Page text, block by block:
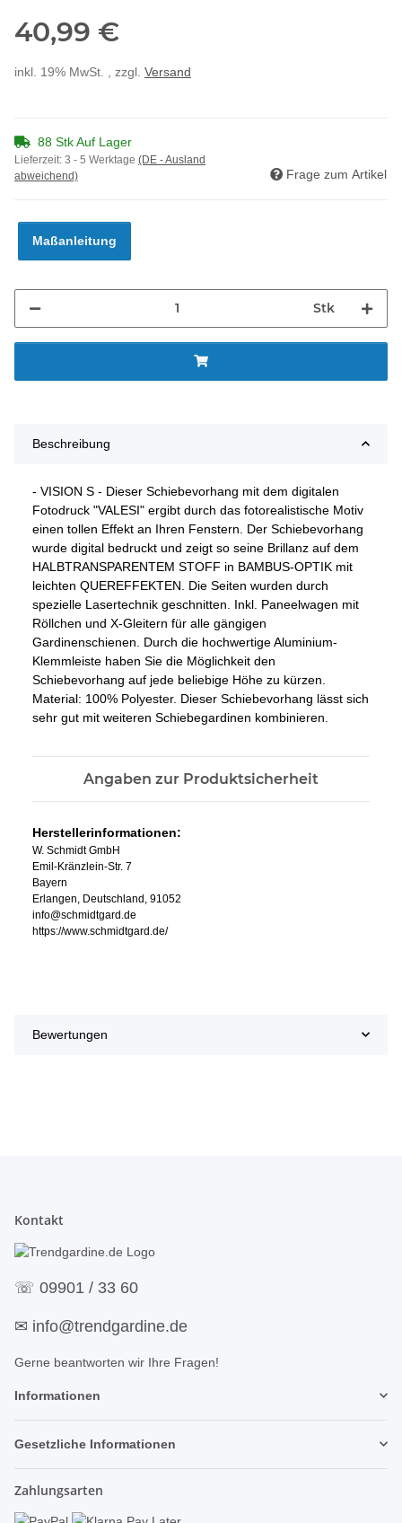
40,99 €
inkl. 19% MwSt. , zzgl. Versand
88 Stk Auf Lager
Lieferzeit: 3 - 5 Werktage (DE - Ausland
abweichend)
Frage zum Artikel
Maßanleitung
Stk
Beschreibung
- VISION S - Dieser Schiebevorhang mit dem digitalen
Fotodruck "VALESI" ergibt durch das fotorealistische Motiv
einen tollen Effekt an Ihren Fenstern. Der Schiebevorhang
wurde digital bedruckt und zeigt so seine Brillanz auf dem
HALBTRANSPARENTEM STOFF in BAMBUS-OPTIK mit
leichten QUEREFFEKTEN. Die Seiten wurden durch
spezielle Lasertechnik geschnitten. Inkl. Paneelwagen mit
Röllchen und X-Gleitern für alle gängigen
Gardinenschienen. Durch die hochwertige Aluminium-
Klemmleiste haben Sie die Möglichkeit den
Schiebevorhang auf jede beliebige Höhe zu kürzen.
Material: 100% Polyester. Dieser Schiebevorhang lässt sich
sehr gut mit weiteren Schiebegardinen kombinieren.
Angaben zur Produktsicherheit
Herstellerinformationen:
W. Schmidt GmbH
Emil-Kränzlein-Str. 7
Bayern
Erlangen, Deutschland, 91052
info@schmidtgard.de
https://www.schmidtgard.de/
Bewertungen
Kontakt
☏ 09901 / 33 60
✉ info@trendgardine.de
Gerne beantworten wir Ihre Fragen!
Informationen
Gesetzliche Informationen
Zahlungsarten